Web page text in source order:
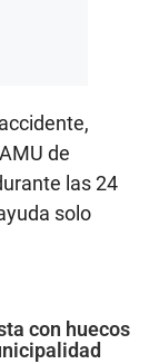
de
las 24
solo
con huecos